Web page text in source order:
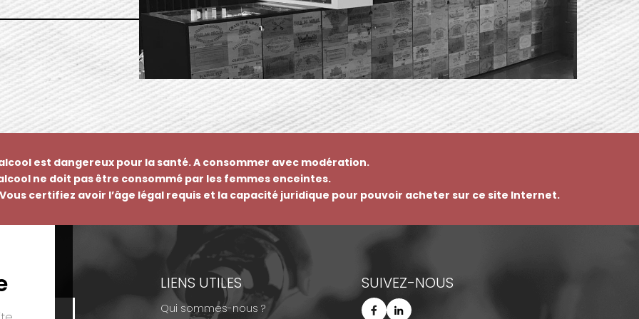
est dangereux pour la santé. A consommer avec modération.
ne doit pas être consommé par les femmes enceintes.
certifiez avoir l’âge légal requis et la capacité juridique pour pouvoir acheter sur ce site Internet.
LIENS UTILES
Qui sommes-nous ?
SUIVEZ-NOUS